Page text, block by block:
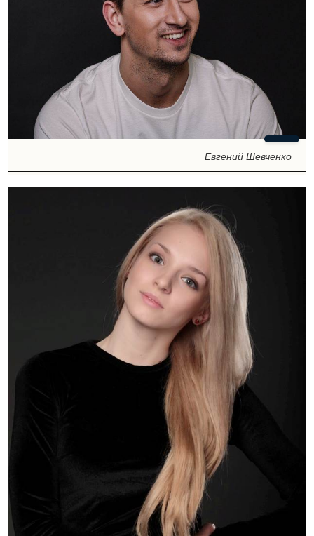
Евгений Шевченко